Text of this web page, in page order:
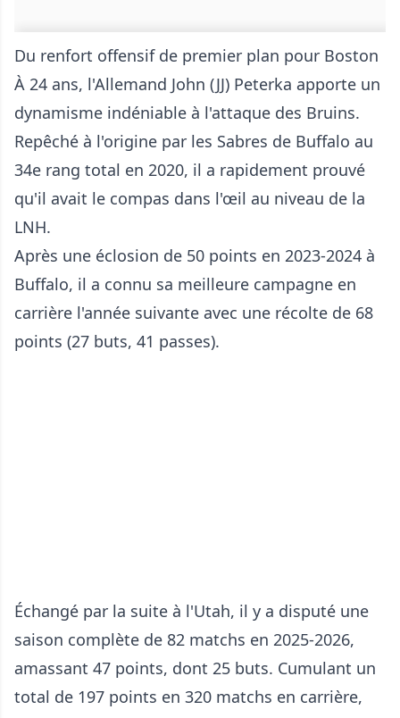
Du renfort offensif de premier plan pour Boston
À 24 ans, l'Allemand John (JJ) Peterka apporte un
dynamisme indéniable à l'attaque des Bruins.
Repêché à l'origine par les Sabres de Buffalo au
34e rang total en 2020, il a rapidement prouvé
qu'il avait le compas dans l'œil au niveau de la
LNH.
Après une éclosion de 50 points en 2023-2024 à
Buffalo, il a connu sa meilleure campagne en
carrière l'année suivante avec une récolte de 68
points (27 buts, 41 passes).
Échangé par la suite à l'Utah, il y a disputé une
saison complète de 82 matchs en 2025-2026,
amassant 47 points, dont 25 buts. Cumulant un
total de 197 points en 320 matchs en carrière,